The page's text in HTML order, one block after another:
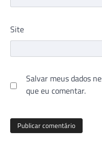
Site
Salvar meus dados
que eu comentar.